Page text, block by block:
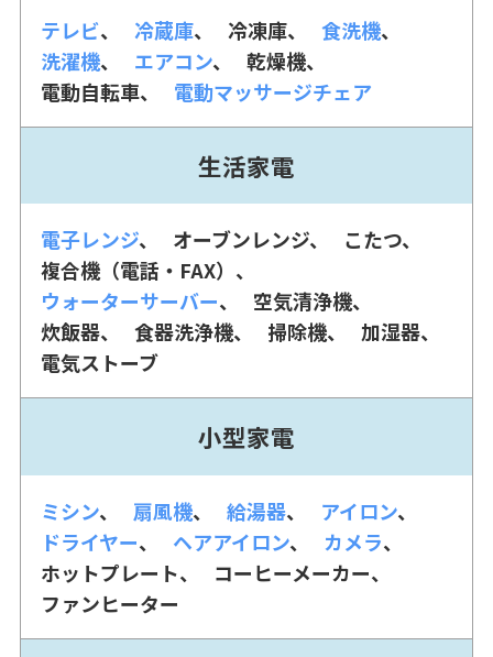
テレビ 冷蔵庫 冷凍庫
食洗機
洗濯機
エアコン
乾燥機
電動自転車
電動マッサージチェア
生活家電
電子レンジ オーブンレンジ
こたつ
複合機（電話・FAX）
ウォーターサーバー
空気清浄機
炊飯器
食器洗浄機 掃除機
加湿器
電気ストーブ
小型家電
ミシン 扇風機 給湯器
アイロン
ドライヤー
ヘアアイロン
カメラ
ホットプレート
コーヒーメーカー
ファンヒーター